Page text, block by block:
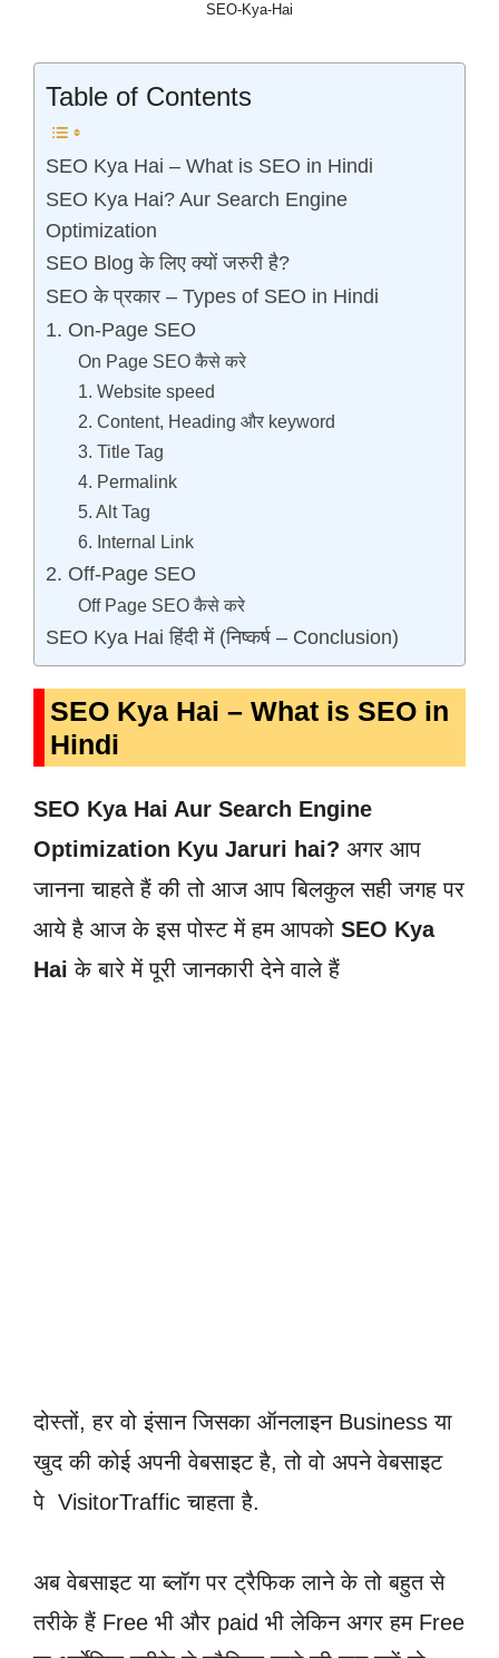
SEO-Kya-Hai
Table of Contents
SEO Kya Hai – What is SEO in Hindi
SEO Kya Hai? Aur Search Engine
Optimization
SEO Blog के लिए क्यों जरुरी है?
SEO के प्रकार – Types of SEO in Hindi
1. On-Page SEO
On Page SEO कैसे करे
1. Website speed
2. Content, Heading और keyword
3. Title Tag
4. Permalink
5. Alt Tag
6. Internal Link
2. Off-Page SEO
Off Page SEO कैसे करे
SEO Kya Hai हिंदी में (निष्कर्ष – Conclusion)
SEO Kya Hai – What is SEO in
Hindi
SEO Kya Hai Aur Search Engine
Optimization Kyu Jaruri hai? अगर आप
जानना चाहते हैं की तो आज आप बिलकुल सही जगह पर
आये है आज के इस पोस्ट में हम आपको SEO Kya
Hai के बारे में पूरी जानकारी देने वाले हैं
दोस्तों, हर वो इंसान जिसका ऑनलाइन Business या
खुद की कोई अपनी वेबसाइट है, तो वो अपने वेबसाइट
पे VisitorTraffic चाहता है.
अब वेबसाइट या ब्लॉग पर ट्रैफिक लाने के तो बहुत से
तरीके हैं Free भी और paid भी लेकिन अगर हम Free